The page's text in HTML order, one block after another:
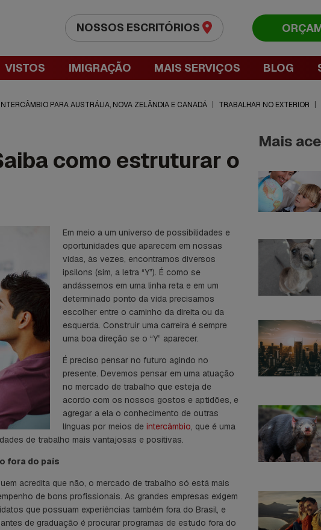
NOSSOS ESCRITÓRIOS
VISTOS IMIGRAÇÃO MAIS SERVIÇOS BLOG
PARA AUSTRÁLIA, NOVA ZELÂNDIA E CANADÁ TRABALHAR NO EXTERIOR
como estruturar o
Em meio a um universo de possibilidades e
oportunidades que aparecem em nossas
vidas, às vezes, encontramos diversos
ipsilons (sim, a letra “Y”). É como se
andássemos em uma linha reta e em um
determinado ponto da vida precisamos
escolher entre o caminho da direita ou da
esquerda. Construir uma carreira é sempre
uma boa direção se o “Y” aparecer.
É preciso pensar no futuro agindo no
presente. Devemos pensar em uma atuação
no mercado de trabalho que esteja de
acordo com os nossos gostos e aptidões, e
agregar a ela o conhecimento de outras
línguas por meios de intercâmbio, que é uma
de trabalho mais vantajosas e positivas.
fora do país
acredita que não, o mercado de trabalho só está mais
de bons profissionais. As grandes empresas exigem
que possuam experiências também fora do Brasil, e
de graduação é procurar programas de estudo fora do
Mais